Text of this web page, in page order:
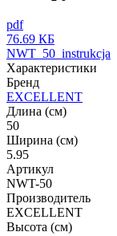
pdf
76.69 КБ
NWT_50_instrukcja
Характеристики
Бренд
EXCELLENT
Длина (см)
50
Ширина (см)
5.95
Артикул
NWT-50
Производитель
EXCELLENT
Высота (см)